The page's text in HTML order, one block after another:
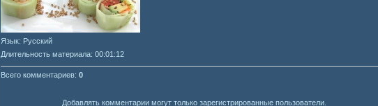
Язык: Русский
Длительность материала: 00:01:12
Всего комментариев: 0
Добавлять комментарии могут только зарегистрированные пользователи.